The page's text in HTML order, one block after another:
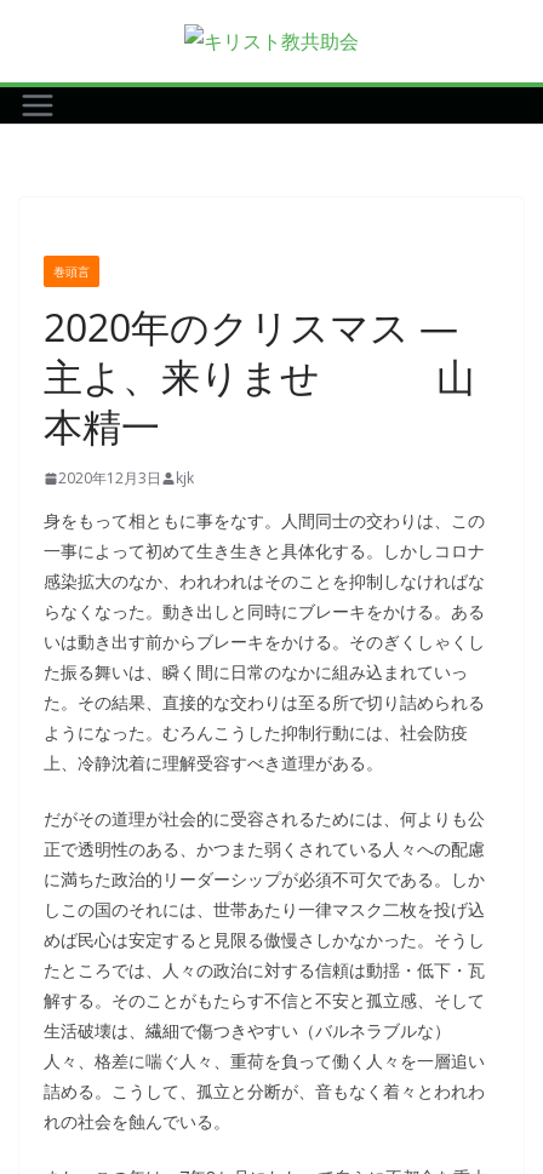
テ
ン
巻頭言
2020年のクリスマス ―
主よ、来りませ 山
本精一
2020年12月3日 kjk
身をもって相ともに事をなす。人間同士の交わりは、この
一事によって初めて生き生きと具体化する。しかしコロナ
感染拡大のなか、われわれはそのことを抑制しなければな
らなくなった。動き出しと同時にブレーキをかける。ある
いは動き出す前からブレーキをかける。そのぎくしゃくし
た振る舞いは、瞬く間に日常のなかに組み込まれていっ
た。その結果、直接的な交わりは至る所で切り詰められる
ようになった。むろんこうした抑制行動には、社会防疫
上、冷静沈着に理解受容すべき道理がある。
だがその道理が社会的に受容されるためには、何よりも公
正で透明性のある、かつまた弱くされている人々への配慮
に満ちた政治的リーダーシップが必須不可欠である。しか
しこの国のそれには、世帯あたり一律マスク二枚を投げ込
めば民心は安定すると見限る傲慢さしかなかった。そうし
たところでは、人々の政治に対する信頼は動揺・低下・瓦
解する。そのことがもたらす不信と不安と孤立感、そして
生活破壊は、繊細で傷つきやすい（バルネラブルな）
人々、格差に喘ぐ人々、重荷を負って働く人々を一層追い
詰める。こうして、孤立と分断が、音もなく着々とわれわ
れの社会を蝕んでいる。